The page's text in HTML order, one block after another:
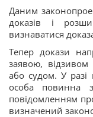
Даним
доказів і
визнаватися
Тепер докази
заявою,
або судом. У разі
особа повинна
повідомленням
визначений